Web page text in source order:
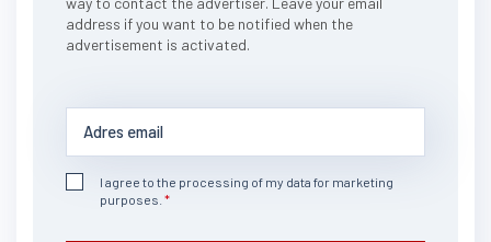
address if you want to be notified when the
advertisement is activated.
I agree to the processing of my data for marketing
purposes.